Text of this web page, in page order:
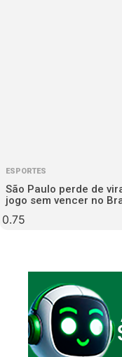
ESPORTES
São Paulo perde de
jogo sem vencer no